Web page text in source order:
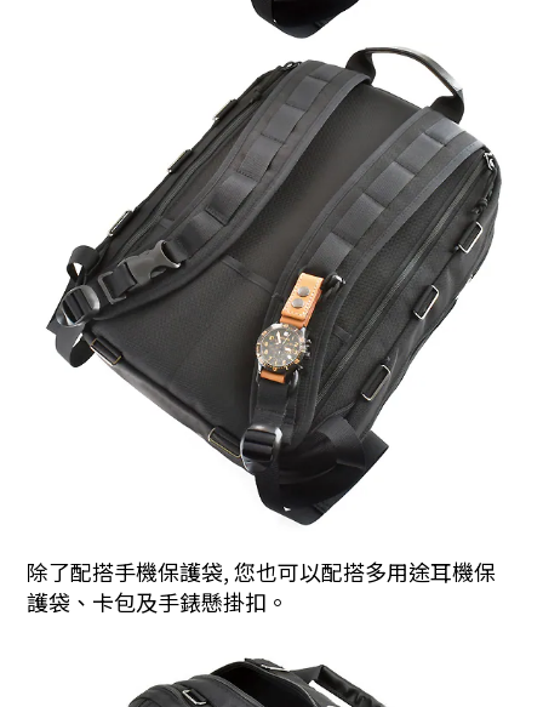
除了配搭手機保護袋, 您也可以配搭多用途耳機保
護袋、卡包及手錶懸掛扣。